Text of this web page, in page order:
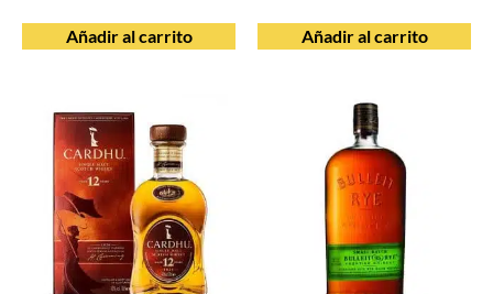
Añadir al carrito Añadir al carrito